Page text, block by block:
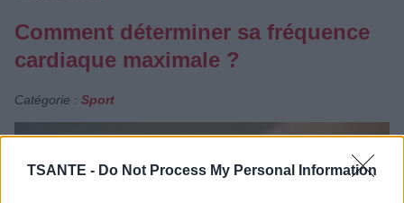
TSANTE - Do Not Process My Personal Information
Comment déterminer sa fréquence
cardiaque maximale ?
Catégorie : Sport